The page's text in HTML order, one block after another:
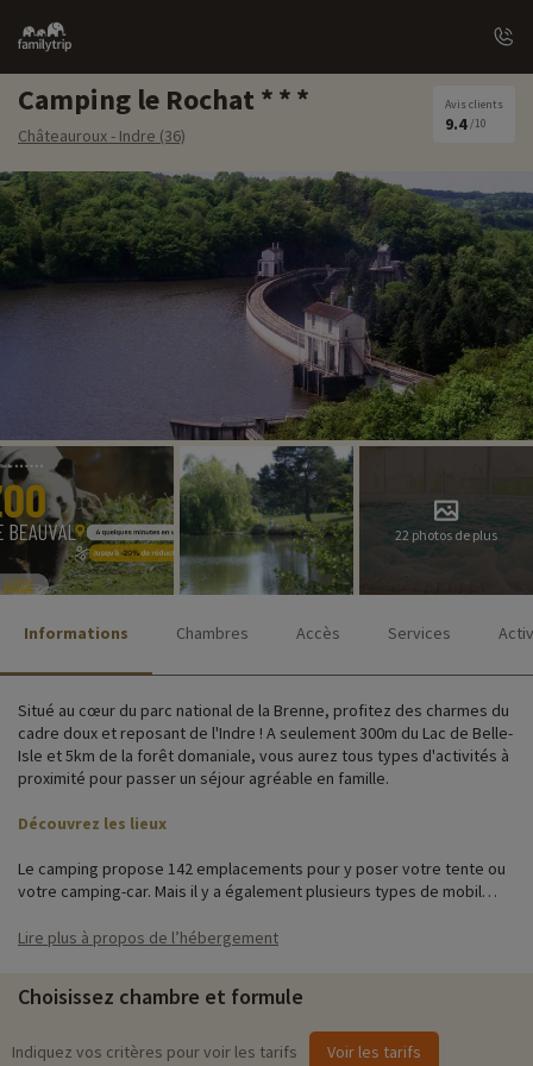
Family
trip
Camping le Rochat
Châteauroux - Indre (36)
Avis clients
9.4 /10
22 photos de plus
Informations Chambres Accès Services
Situé au cœur du parc national de la Brenne, profitez des charmes du
cadre doux et reposant de l'Indre ! A seulement 300m du Lac de Belle-
Isle et 5km de la forêt domaniale, vous aurez tous types d'activités à
proximité pour passer un séjour agréable en famille.
Découvrez les lieux
Le camping propose 142 emplacements pour y poser votre tente ou
votre camping-car. Mais il y a également plusieurs types de mobil
pourrez profiter de leurs cuisines aménagées avec télévision, wifi,
Lire plus à propos de l’hébergement
Choisissez chambre et formule
Indiquez vos critères pour voir les tarifs Voir les tarifs